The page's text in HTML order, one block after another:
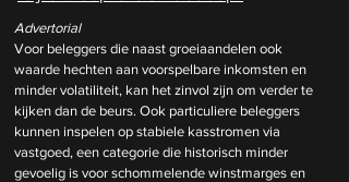
Advertorial
Voor beleggers die naast groeiaandelen ook
waarde hechten aan voorspelbare inkomsten en
minder volatiliteit, kan het zinvol zijn om verder te
kijken dan de beurs. Ook particuliere beleggers
kunnen inspelen op stabiele kasstromen via
vastgoed, een categorie die historisch minder
gevoelig is voor schommelende winstmarges en